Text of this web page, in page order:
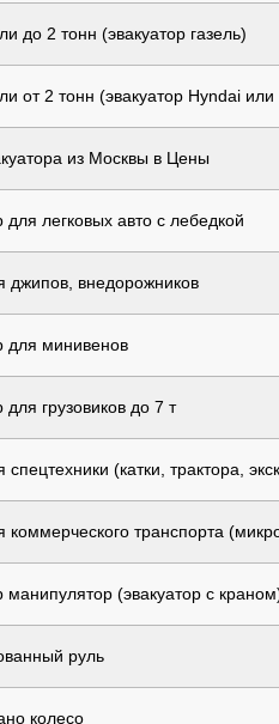
до 2 тонн (эвакуатор газель)
от 2 тонн (эвакуатор Hyndai или
из Москвы в Цены
для легковых авто с лебедкой
джипов, внедорожников
для минивенов
для грузовиков до 7 т
спецтехники (катки, трактора,
коммерческого транспорта
манипулятор (эвакуатор с
руль
колесо